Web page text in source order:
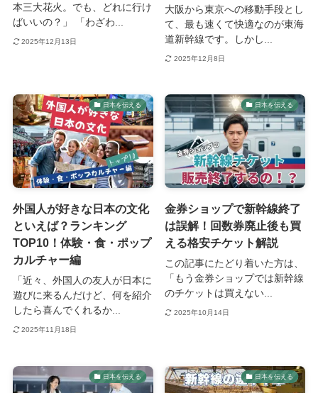
本三大花火。でも、どれに行け
ばいいの？」 「わざわ...
2025年12月13日
大阪から東京への移動手段とし
て、最も速くて快適なのが東海
道新幹線です。しかし...
2025年12月8日
日本を伝える
外国人が好きな日本の文化
といえば？ランキング
TOP10！体験・食・ポップ
カルチャー編
「近々、外国人の友人が日本に
遊びに来るんだけど、何を紹介
したら喜んでくれるか...
2025年11月18日
日本を伝える
金券ショップで新幹線終了
は誤解！回数券廃止後も買
える格安チケット解説
この記事にたどり着いた方は、
「もう金券ショップでは新幹線
のチケットは買えない...
2025年10月14日
日本を伝える 日本を伝える